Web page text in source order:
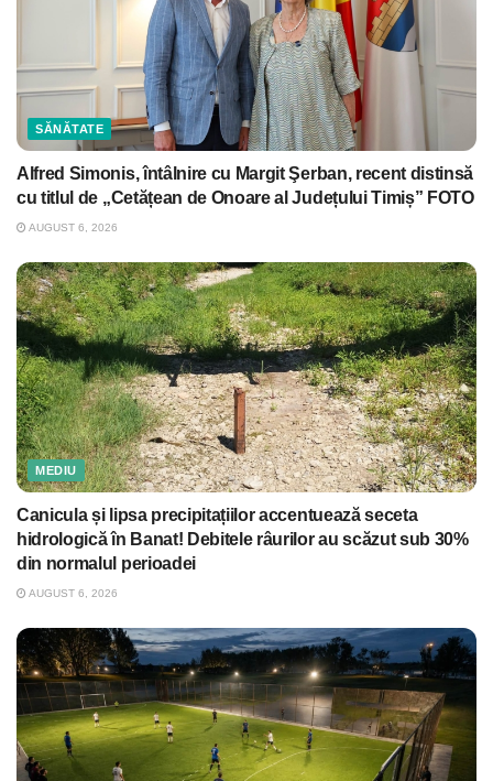
SĂNĂTATE
Alfred Simonis, întâlnire cu Margit Şerban, recent distinsă
cu titlul de „Cetățean de Onoare al Județului Timiș” FOTO
AUGUST 6, 2026
MEDIU
Canicula și lipsa precipitațiilor accentuează seceta
hidrologică în Banat! Debitele râurilor au scăzut sub 30%
din normalul perioadei
AUGUST 6, 2026